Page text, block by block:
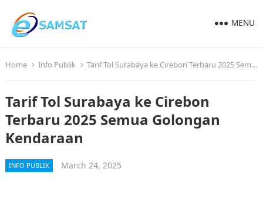
MENU
Home Info Publik Tarif Tol Surabaya ke Cirebon Terbaru 2025 Semua Golongan Kendaraan
Tarif Tol Surabaya ke Cirebon
Terbaru 2025 Semua Golongan
Kendaraan
INFO PUBLIK March 24, 2025